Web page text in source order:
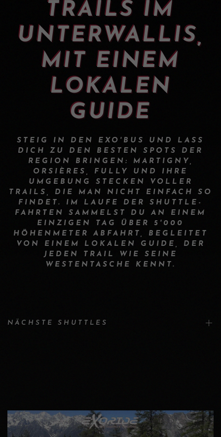
TRAILS IM
UNTERWALLIS,
MIT EINEM
LOKALEN
GUIDE
STEIG IN DEN EXO'BUS UND LASS
DICH ZU DEN BESTEN SPOTS DER
REGION BRINGEN: MARTIGNY,
ORSIÈRES, FULLY UND IHRE
UMGEBUNG STECKEN VOLLER
TRAILS, DIE MAN NICHT EINFACH SO
FINDET. IM LAUFE DER SHUTTLE-
FAHRTEN SAMMELST DU AN EINEM
EINZIGEN TAG ÜBER 5'000
HÖHENMETER ABFAHRT, BEGLEITET
VON EINEM LOKALEN GUIDE, DER
JEDEN TRAIL WIE SEINE
WESTENTASCHE KENNT.
NÄCHSTE SHUTTLES